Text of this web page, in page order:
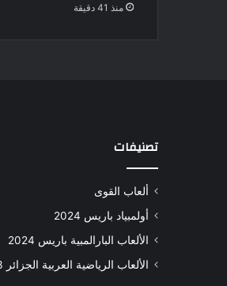
منذ 41 دقيقة
تصنيفات
ألعاب القوى
أولمبياد باريس 2024
الألعاب البارالمبية باريس 2024
الألعاب الرياضية العربية الجزائر 2023